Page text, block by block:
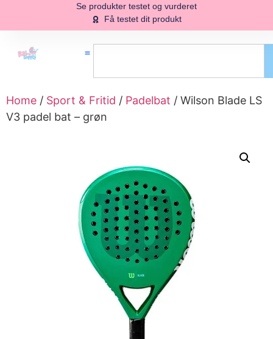
Se produkter testet og vurderet
Få testet dit produkt
Home / Sport & Fritid / Padelbat / Wilson Blade LS
V3 padel bat – grøn